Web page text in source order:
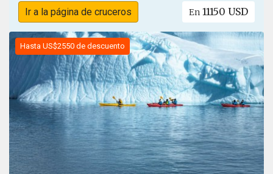
Ir a la página de cruceros En 11150 USD
Hasta US$2550 de descuento